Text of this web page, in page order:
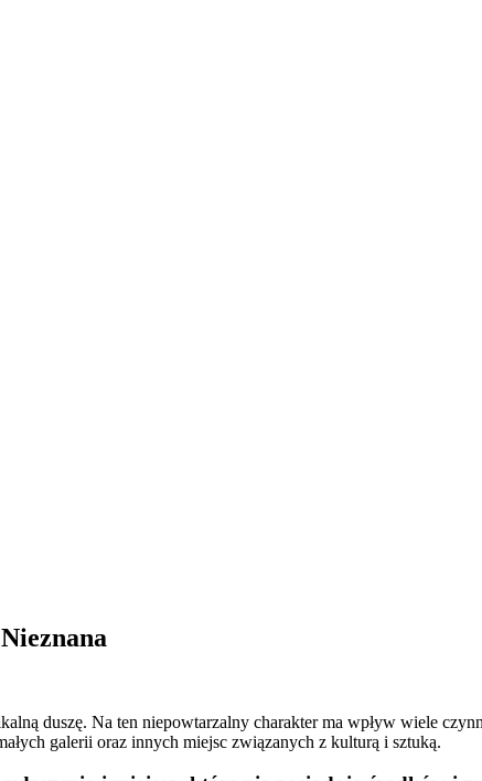
duszę. Na ten niepowtarzalny charakter ma wpływ wiele
galerii oraz innych miejsc związanych z kulturą i sztuką.